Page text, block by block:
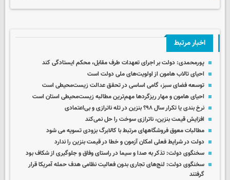
اخبار مرتبط
پورمحمدی: دولت بر اجرای تعهدات طرف مقابل، محکم ایستادگی کند
احیای تالاب هامون از اولویت‌های ملی دولت است
توسعه فضای سبز، گامی اساسی در تحقق عدالت زیست‌محیطی است
احیای هامون و مهار ریزگردها مهم‌ترین مطالبه زیست‌محیطی استان است
نرخ بندی یا تکرار سال ۹۸؟ بنزین در تله‌ ناترازی و بی‌اعتمادی
افزایش قیمت بنزین، ناترازی سوخت را حل نمی‌کند
مطالبات معوق فروشگاههای مرتبط با کالابرگ بزودی تسویه می شود
دولت در شرایط فعلی امکان آزمون و خطا در قیمت بنزین را ندارد
سخنگوی دولت: تذکر به صدا و سیما در راستای وفاق و جلوگیری از شکاف بود
سخنگوی دولت: لنج‌های تجاری بدون فعالیت نظامی هدف حمله آمریکا قرار
گرفتند